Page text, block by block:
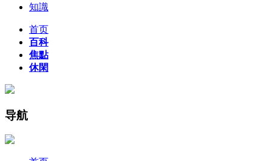
知識
首页
百科
焦點
休閑
导航